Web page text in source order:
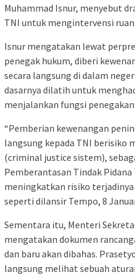
Muhammad Isnur, menyebut
TNI untuk mengintervensi
Isnur mengatakan lewat
penegak hukum, diberi
secara langsung di dalam
dasarnya dilatih untuk
menjalankan fungsi
“Pemberian kewenangan
langsung kepada TNI berisiko
(criminal justice sistem),
Pemberantasan Tindak Pidana
meningkatkan risiko
seperti dilansir Tempo, 8
Sementara itu, Menteri
mengatakan dokumen
dan baru akan dibahas.
langsung melihat sebuah